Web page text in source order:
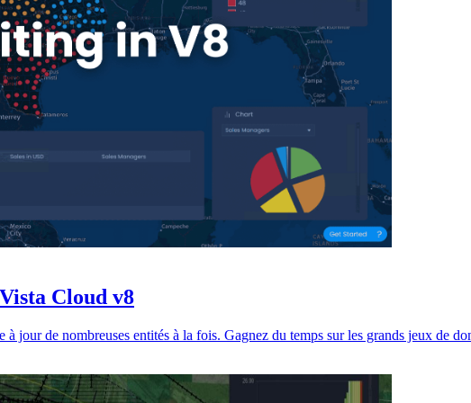
Cloud v8
jour de nombreuses entités à la fois. Gagnez du temps sur les grands jeux de